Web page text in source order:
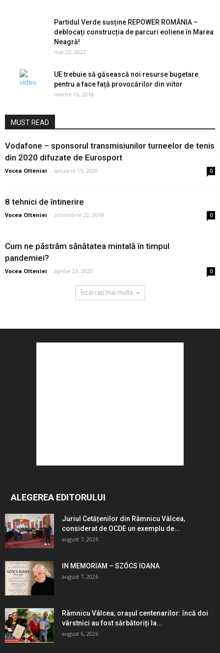
Partidul Verde susține REPOWER ROMÂNIA –
deblocați construcția de parcuri eoliene în Marea
Neagră!
mai 22, 2022
UE trebuie să găsească noi resurse bugetare
pentru a face față provocărilor din viitor
martie 16, 2018
MUST READ
Vodafone – sponsorul transmisiunilor turneelor de tenis
din 2020 difuzate de Eurosport
Vocea Olteniei - ianuarie 15, 2020 0
8 tehnici de întinerire
Vocea Olteniei - octombrie 22, 2018 0
Cum ne păstrăm sănătatea mintală în timpul
pandemiei?
Vocea Olteniei - aprilie 23, 2020 0
Încărcați mai multe
ALEGEREA EDITORULUI
Juriul Cetățenilor din Râmnicu Vâlcea,
considerat de OCDE un exemplu de...
august 7, 2026
IN MEMORIAM – SZŐCS IOANA
august 7, 2026
Râmnicu Vâlcea, orașul centenarilor: încă doi
vârstnici au fost sărbătoriți la...
august 6, 2026